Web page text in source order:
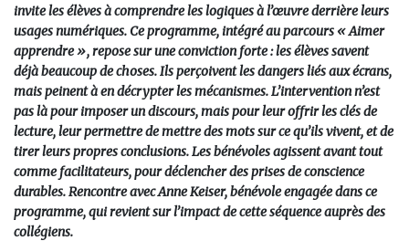
invite les élèves à comprendre les logiques à l’œuvre derrière leurs
usages numériques. Ce programme, intégré au parcours « Aimer
apprendre », repose sur une conviction forte : les élèves savent
déjà beaucoup de choses. Ils perçoivent les dangers liés aux écrans,
mais peinent à en décrypter les mécanismes. L’intervention n’est
pas là pour imposer un discours, mais pour leur offrir les clés de
lecture, leur permettre de mettre des mots sur ce qu’ils vivent, et de
tirer leurs propres conclusions. Les bénévoles agissent avant tout
comme facilitateurs, pour déclencher des prises de conscience
durables. Rencontre avec Anne Keiser, bénévole engagée dans ce
programme, qui revient sur l’impact de cette séquence auprès des
collégiens.